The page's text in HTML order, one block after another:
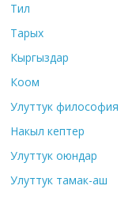
Тил
Тарых
Кыргыздар
Коом
Улуттук философия
Накыл кептер
Улуттук оюндар
Улуттук тамак-аш